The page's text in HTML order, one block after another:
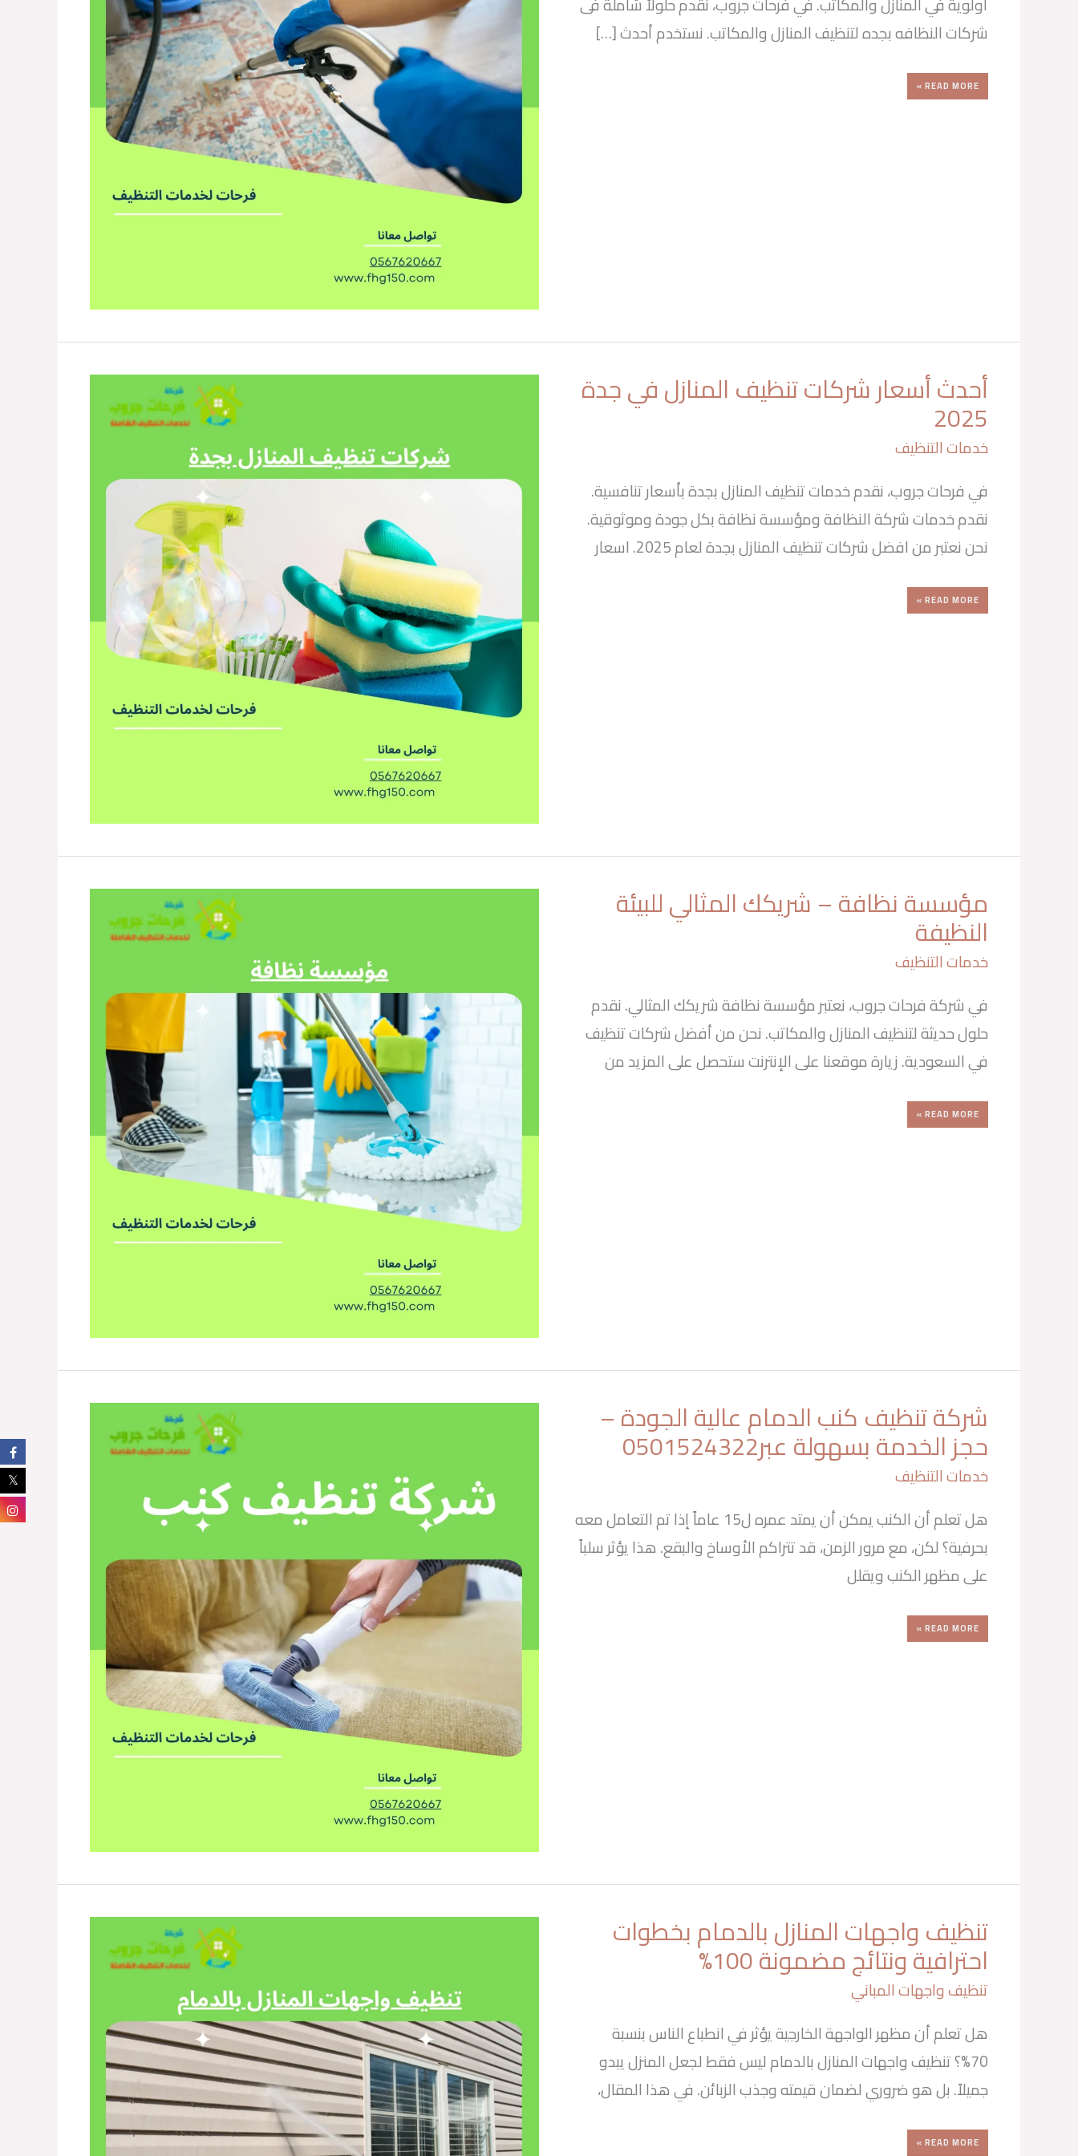
شركات النظافه بجده لتنظيف المنازل والمكاتب. نستخدم أحدث […]
READ MORE »
أحدث أسعار شركات تنظيف المنازل في جدة
2025
خدمات التنظيف
في فرحات جروب، نقدم خدمات تنظيف المنازل بجدة بأسعار تنافسية.
نقدم خدمات شركة النظافة ومؤسسة نظافة بكل جودة وموثوقية.
نحن نعتبر من افضل شركات تنظيف المنازل بجدة لعام 2025. اسعار
أسعار
شركات
المنازل
في
جدة
2025
READ MORE »
مؤسسة نظافة – شريكك المثالي للبيئة
النظيفة
خدمات التنظيف
في شركة فرحات جروب، نعتبر مؤسسة نظافة شريكك المثالي. نقدم
حلول حديثة لتنظيف المنازل والمكاتب. نحن من أفضل شركات تنظيف
في السعودية. زيارة موقعنا على الإنترنت ستحصل على المزيد من
مؤسسة
نظافة
–
شريكك
المثالي
للبيئة
النظيفة
READ MORE »
شركة تنظيف كنب الدمام عالية الجودة –
حجز الخدمة بسهولة عبر0501524322
خدمات التنظيف
هل تعلم أن الكنب يمكن أن يمتد عمره ل15 عاماً إذا تم التعامل معه
بحرفية؟ لكن، مع مرور الزمن، قد تتراكم الأوساخ والبقع. هذا يؤثر سلباً
على مظهر الكنب ويقلل
شركة
تنظيف
كنب
الدمام
عالية
الجودة
–
الخدمة
بسهولة
READ MORE »
تنظيف واجهات المنازل بالدمام بخطوات
احترافية ونتائج مضمونة 100%
تنظيف واجهات المباني
هل تعلم أن مظهر الواجهة الخارجية يؤثر في انطباع الناس بنسبة
70%؟ تنظيف واجهات المنازل بالدمام ليس فقط لجعل المنزل يبدو
جميلاً. بل هو ضروري لضمان قيمته وجذب الزبائن. في هذا المقال،
تنظيف
واجهات
المنازل
بالدمام
بخطوات
احترافية
ونتائج
مضمونة
100%
READ MORE »